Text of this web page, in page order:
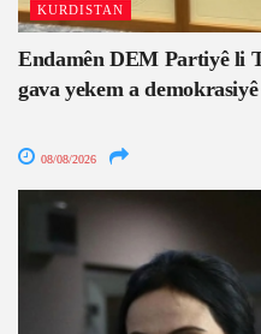
KURDISTAN
Endamên DEM Partiyê li
gava yekem a
08/08/2026